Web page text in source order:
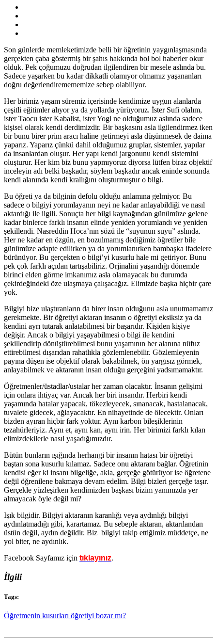
Son günlerde memleketimizde belli bir öğretinin yaygınlaşmasında
gerçekten çaba göstermiş bir şahıs hakkında bol bol haberler okur
olduk. Pek çoğumuzu doğrudan ilgilendiren bir mesele aslında bu.
Sadece yaşarken bu kadar dikkatli olamıyor olmamız yaşananları
doğru değerlendiremememize sebep olabiliyor.
Her birimiz yaşam süremiz içerisinde kendimize uygun alanlarda
çeşitli eğitimler alıyor ya da yollarda yürüyoruz. İster Sufi olalım,
ister Taocu ister Kabalist, ister Yogi ne olduğumuz aslında sadece
kişisel olarak kendi derdimizdir. Bir başkasını asla ilgilendirmez iken
bir bunu birer prim aracı haline getirmeyi asla düşünmesek de daima
yaparız. Yaparız çünkü dahil olduğumuz gruplar, sistemler, yapılar
da insanlardan oluşur. Her yapı kendi jargonunu kendi sistemini
oluşturur. Her kim biz bunu yapmıyoruz diyorsa lütfen biraz objektif
inceleyin adı belki başkadır, söylem başkadır ancak eninde sonunda
kendi alanında kendi krallığını oluşturmuştur o bilgi.
Bu öğreti ya da bilginin defolu olduğu anlamına gelmiyor. Bu
sadece o bilgiyi yorumlayanın neyi ne kadar anlayabildiği ve nasıl
aktardığı ile ilgili. Sonuçta her bilgi kaynağından günümüze gelene
kadar binlerce farklı insanın elinde yeniden yorumlandı ve yeniden
şekillendi. Nasreddin Hoca’nın sözü ile “suyunun suyu” aslında.
Her ne kadar en özgün, en bozulmamış dediğimiz öğretiler bile
günümüze adapte edilirken ya da yorumlanırken bambaşka ifadelere
bürünüyor. Bu gerçekten o bilgi’yi kusurlu hale mi getiriyor. Bunu
pek çok farklı açıdan tartışabiliriz. Orjinalini yaşandığı dönemde
birinci elden görme imkanımız asla olamayacak bu durumda
çekirdeğindeki öze ulaşmaya çalışacağız. Elimizde başka hiçbir çare
yok.
Bilgiyi bize ulaştıranların da birer insan olduğunu asla unutmamamız
gerekmekte. Bir öğretiyi aktaran insanın o öğretiyi eksiksiz ya da
kendini ayrı tutarak anlatabilmesi bir başarıdır. Kişiden kişiye
değişir. Ancak o bilgiyi yaşayabilmesi o bilgi ile kendini
şekillendirip dönüştürebilmesi bunu yaşamının her alanına nüfuz
ettirebilmesi dışarıdan rahatlıkla gözlemlenebilir. Gözlemleyenin
payına düşen ise objektif olarak bakabilmek, ön yargısız görmek,
anlayabilmek ve aktaranın insan olduğu gerçeğini yadsımamaktır.
Öğretmenler/üstadlar/ustalar her zaman olacaktır. İnsanın gelişimi
için onlara ihtiyaç var. Ancak her biri insandır. Herbiri kendi
yaşamında hatalar yapacak, tökezleyecek, sınanacak, hastalanacak,
tuvalete gidecek, ağlayacaktır. En nihayetinde de ölecektir. Onları
bizden ayıran hiçbir fark yoktur. Aynı karbon bileşiklerinin
tezahürleriyiz. Aynı et, aynı kan, aynı irin. Her birimizi farklı kılan
elimizdekilerle nasıl yaşadığımızdır.
Bütün bunların ışığında herhangi bir insanın hatası bir öğretiyi
baştan sona kusurlu kılamaz. Sadece onu aktaranı bağlar. Öğretinin
kendisi eğer ki insanı bilgeliğe, akla, gerçeğe götürüyor ise öğretene
değil öğrenilene bakmaya devam edelim. Bilgi bizleri gerçeğe taşır.
Gerçekle yüzleşirken kendimizden başkası bizim yanımızda yer
almayacak öyle değil mi?
Işık bilgidir. Bilgiyi aktaranın karanlığı veya aydınlığı bilgiyi
aydınlatmadığı gibi, karartamaz. Bu sebeple aktaran, aktarılandan
üstün değil, aydın değildir. Biz bilgiyi takip ettiğimiz müddetçe, ne
yol biter, ne aydınlık.
Facebook Sayfamız için tıklayınız.
İlgili
Tags:
Öğretmenin kusurları öğretiyi bozar mı?